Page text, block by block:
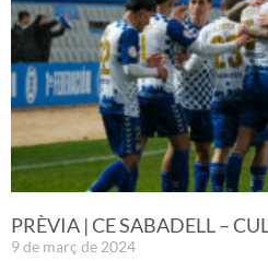
PRÈVIA | CE SABADELL –
9 de març de 2024